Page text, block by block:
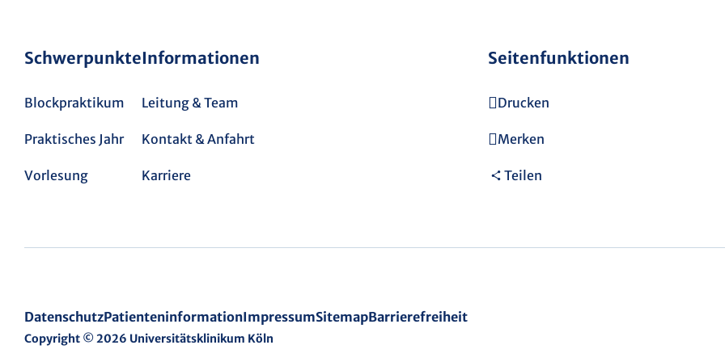
Schwerpunkte
Blockpraktikum
Praktisches Jahr
Vorlesung
Informationen
Leitung & Team
Kontakt & Anfahrt
Karriere
Seitenfunktionen
Drucken
Merken
Teilen
DatenschutzPatienteninformationImpressumSitemapBarrierefreiheit
Copyright © 2026 Universitätsklinikum Köln